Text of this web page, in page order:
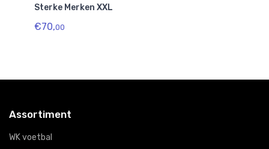
Sterke Merken XXL
€70,00
Assortiment
WK voetbal